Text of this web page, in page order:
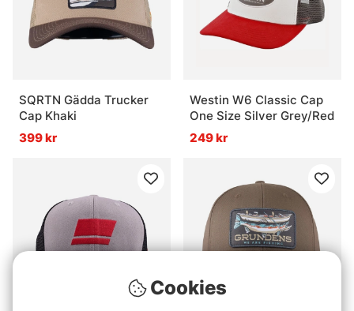
SQRTN Gädda Trucker
Cap Khaki
399 kr
Westin W6 Classic Cap
One Size Silver Grey/Red
249 kr
Cookies